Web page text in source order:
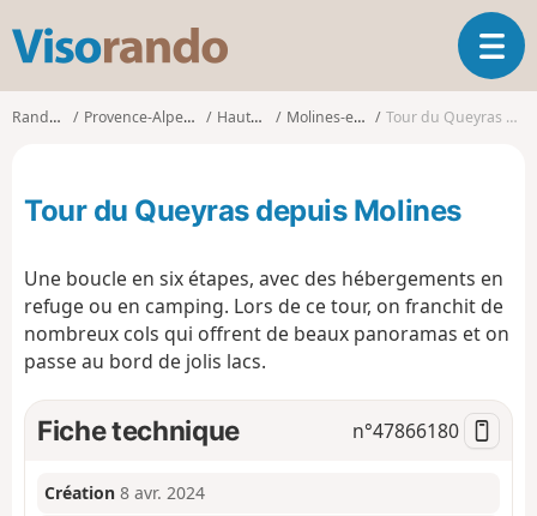
s
o
d
O
u
a
v
i
t
Randonnées Provence-Alpes-Côte d'Azur Hautes-Alpes Molines-en-Queyras Tour du Queyras depuis Molines
Tour du Queyras depuis Molines
Une boucle en six étapes, avec des hébergements en
refuge ou en camping. Lors de ce tour, on franchit de
nombreux cols qui offrent de beaux panoramas et on
passe au bord de jolis lacs.
Fiche technique n°47866180
Création 8 avr. 2024